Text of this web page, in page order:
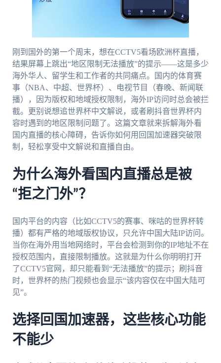
刚到国外的第一个周末，想在CCTV5看场欧洲杯直播，
结果屏幕上跳出“地区限制无法播放”的提示——这是多少
海外华人、留学生和工作者的共同痛点。国内的体育赛
事（NBA、中超、世界杯）、电视节目（春晚、新闻联
播），因为版权和地域授权限制，海外IP访问时总会被拦
截。更别说想追世界杯中文解说，或者刷抖音世界杯内
容时遇到的地区限制问题了。这篇文章就来拆解海外看
国内直播的核心障碍，告诉你如何用回国加速器突破限
制，轻松享受中文解说和直播自由。
为什么海外看国内直播总是被
“拒之门外”？
国内平台的内容（比如CCTV5的赛事、咪咕的世界杯转
播）都有严格的地域版权协议，只允许中国大陆IP访问。
当你在海外用当地网络时，平台会检测到你的IP地址不在
授权范围内，直接限制播放。这就是为什么你明明打开
了CCTV5官网，却只能看到“无法播放”的提示；刷抖音
时，世界杯的热门视频也会显示“该内容仅在中国大陆可
见”。
选择回国加速器，这些核心功能
不能少